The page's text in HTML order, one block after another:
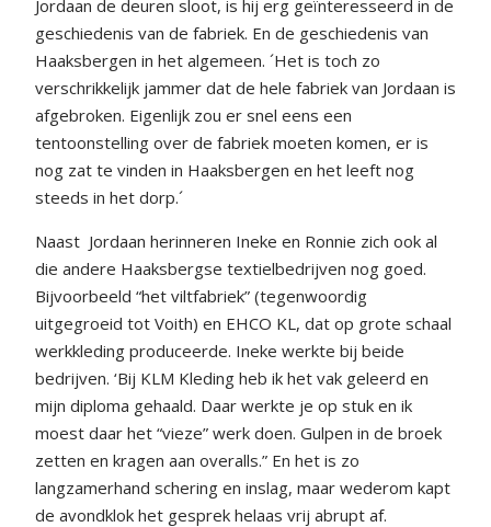
Jordaan de deuren sloot, is hij erg geïnteresseerd in de
geschiedenis van de fabriek. En de geschiedenis van
Haaksbergen in het algemeen. ´Het is toch zo
verschrikkelijk jammer dat de hele fabriek van Jordaan is
afgebroken. Eigenlijk zou er snel eens een
tentoonstelling over de fabriek moeten komen, er is
nog zat te vinden in Haaksbergen en het leeft nog
steeds in het dorp.´
Naast Jordaan herinneren Ineke en Ronnie zich ook al
die andere Haaksbergse textielbedrijven nog goed.
Bijvoorbeeld “het viltfabriek” (tegenwoordig
uitgegroeid tot Voith) en EHCO KL, dat op grote schaal
werkkleding produceerde. Ineke werkte bij beide
bedrijven. ‘Bij KLM Kleding heb ik het vak geleerd en
mijn diploma gehaald. Daar werkte je op stuk en ik
moest daar het “vieze” werk doen. Gulpen in de broek
zetten en kragen aan overalls.” En het is zo
langzamerhand schering en inslag, maar wederom kapt
de avondklok het gesprek helaas vrij abrupt af.